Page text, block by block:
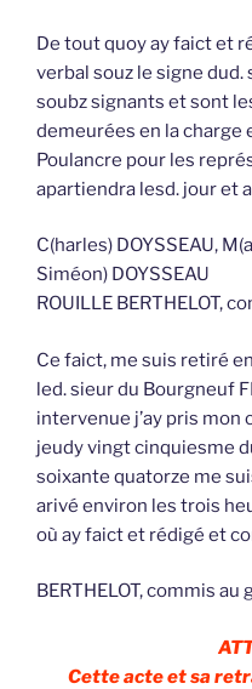
De tout quoy ay faict et
verbal souz le signe
soubz signants et sont
demeurées en la charge
Poulancre pour les
apartiendra lesd. jour et
C(harles) DOYSSEAU,
Siméon) DOYSSEAU
ROUILLE BERTHELOT,
Ce faict, me suis retiré
led. sieur du Bourgneuf
intervenue j’ay pris mon
jeudy vingt cinquiesme
soixante quatorze me
arivé environ les trois
où ay faict et rédigé et
BERTHELOT, commis au
Cette acte et sa